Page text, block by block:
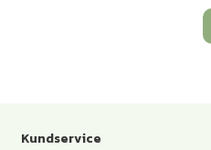
Kundservice